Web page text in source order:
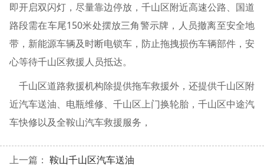
即开启双闪灯，尽量靠边停放，千山区附近高速公路、国道
路段需在车尾150米处摆放三角警示牌，人员撤离至安全地
带，新能源车辆及时断电锁车，防止拖拽损伤车辆部件，安
心等待千山区救援人员抵达。
千山区道路救援机构除提供拖车救援外，还提供千山区附
近汽车送油、电瓶维修、千山区上门换轮胎，千山区中途汽
车快修以及全鞍山汽车救援服务，
上一篇： 鞍山千山区汽车送油